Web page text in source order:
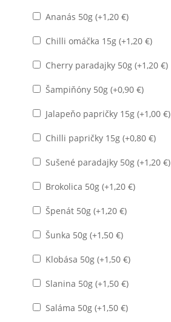
Ananás 50g (+1,20 €)
Chilli omáčka 15g (+1,20 €)
Cherry paradajky 50g (+1,20 €)
Šampiňóny 50g (+0,90 €)
Jalapeňo papričky 15g (+1,00 €)
Chilli papričky 15g (+0,80 €)
Sušené paradajky 50g (+1,20 €)
Brokolica 50g (+1,20 €)
Špenát 50g (+1,20 €)
Šunka 50g (+1,50 €)
Klobása 50g (+1,50 €)
Slanina 50g (+1,50 €)
Saláma 50g (+1,50 €)